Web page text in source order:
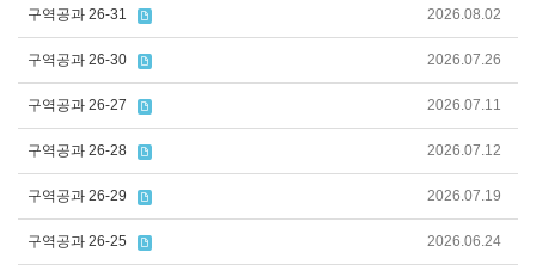
구역공과 26-31 2026.08.02
구역공과 26-30 2026.07.26
구역공과 26-27 2026.07.11
구역공과 26-28 2026.07.12
구역공과 26-29 2026.07.19
구역공과 26-25 2026.06.24